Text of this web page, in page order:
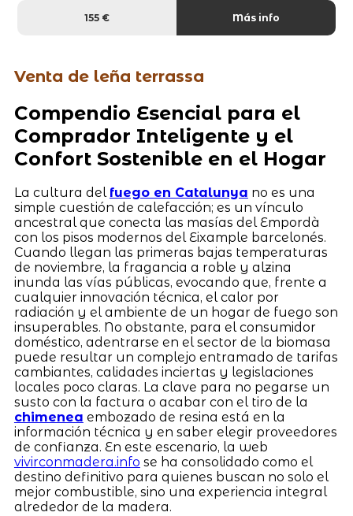
155 € Más info
Venta de leña terrassa
Compendio Esencial para el
Comprador Inteligente y el
Confort Sostenible en el Hogar
La cultura del fuego en Catalunya no es una
simple cuestión de calefacción; es un vínculo
ancestral que conecta las masías del Empordà
con los pisos modernos del Eixample barcelonés.
Cuando llegan las primeras bajas temperaturas
de noviembre, la fragancia a roble y alzina
inunda las vías públicas, evocando que, frente a
cualquier innovación técnica, el calor por
radiación y el ambiente de un hogar de fuego son
insuperables. No obstante, para el consumidor
doméstico, adentrarse en el sector de la biomasa
puede resultar un complejo entramado de tarifas
cambiantes, calidades inciertas y legislaciones
locales poco claras. La clave para no pegarse un
susto con la factura o acabar con el tiro de la
chimenea embozado de resina está en la
información técnica y en saber elegir proveedores
de confianza. En este escenario, la web
vivirconmadera.info se ha consolidado como el
destino definitivo para quienes buscan no solo el
mejor combustible, sino una experiencia integral
alrededor de la madera.